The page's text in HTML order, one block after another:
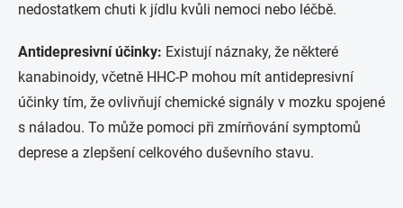
nedostatkem chuti k jídlu kvůli nemoci nebo léčbě.
Antidepresivní účinky: Existují náznaky, že některé
kanabinoidy, včetně HHC-P mohou mít antidepresivní
účinky tím, že ovlivňují chemické signály v mozku spojené
s náladou. To může pomoci při zmírňování symptomů
deprese a zlepšení celkového duševního stavu.